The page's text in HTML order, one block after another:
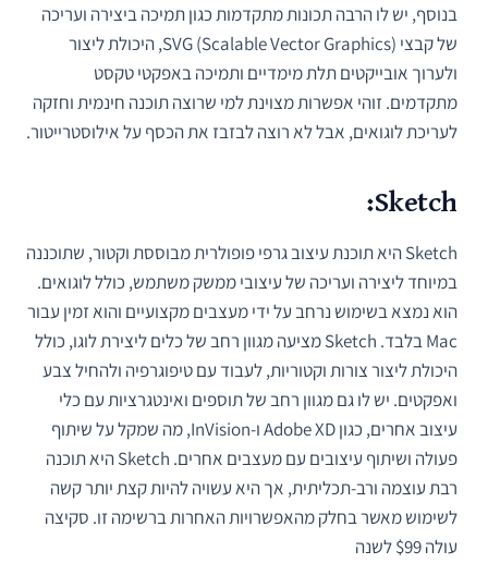
בנוסף, יש לו הרבה תכונות מתקדמות כגון תמיכה ביצירה ועריכה
של קבצי SVG (Scalable Vector Graphics), היכולת ליצור
ולערוך אובייקטים תלת מימדיים ותמיכה באפקטי טקסט
מתקדמים. זוהי אפשרות מצוינת למי שרוצה תוכנה חינמית וחזקה
לעריכת לוגואים, אבל לא רוצה לבזבז את הכסף על אילוסטרייטור.
Sketch:
Sketch היא תוכנת עיצוב גרפי פופולרית מבוססת וקטור, שתוכננה
במיוחד ליצירה ועריכה של עיצובי ממשק משתמש, כולל לוגואים.
הוא נמצא בשימוש נרחב על ידי מעצבים מקצועיים והוא זמין עבור
Mac בלבד. Sketch מציעה מגוון רחב של כלים ליצירת לוגו, כולל
היכולת ליצור צורות וקטוריות, לעבוד עם טיפוגרפיה ולהחיל צבע
ואפקטים. יש לו גם מגוון רחב של תוספים ואינטגרציות עם כלי
עיצוב אחרים, כגון Adobe XD ו-InVision, מה שמקל על שיתוף
פעולה ושיתוף עיצובים עם מעצבים אחרים. Sketch היא תוכנה
רבת עוצמה ורב-תכליתית, אך היא עשויה להיות קצת יותר קשה
לשימוש מאשר בחלק מהאפשרויות האחרות ברשימה זו. סקיצה
עולה $99 לשנה